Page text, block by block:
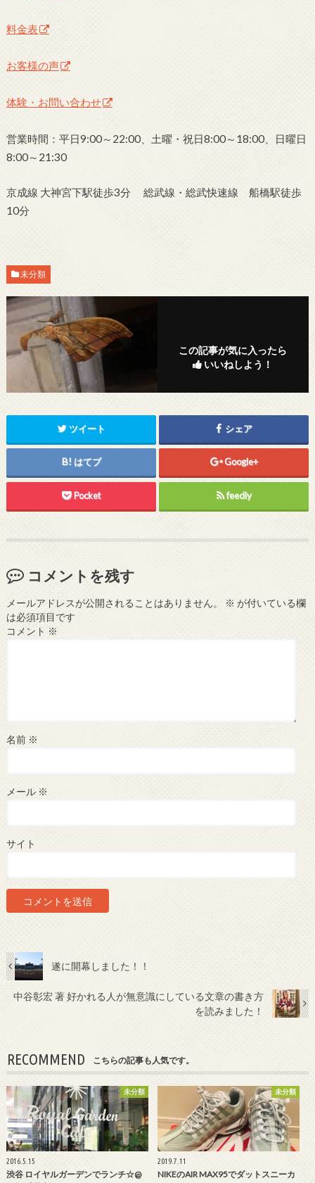
料金表
お客様の声
体験・お問い合わせ
営業時間：平日9:00～22:00、土曜・祝日8:00～18:00、日曜日
8:00～21:30
京成線 大神宮下駅徒歩3分 総武線・総武快速線 船橋駅徒歩
10分
未分類
この記事が気に入ったら
いいねしよう！
ツイート シェア
はてブ Google+
Pocket feedly
コメントを残す
メールアドレスが公開されることはありません。 ※ が付いている欄
は必須項目です
コメント ※
名前 ※
メール ※
サイト
遂に開幕しました！！
中谷彰宏 著 好かれる人が無意識にしている文章の書き方
を読みました！
RECOMMEND こちらの記事も人気です。
未分類
2016.5.15
渋谷 ロイヤルガーデンでランチ☆@
未分類
2019.7.11
NIKEのAIR MAX95でダットスニーカ